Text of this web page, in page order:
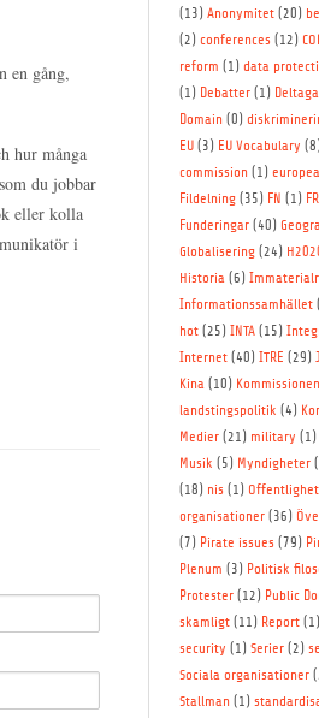
en gång,
hur många
du jobbar
eller kolla
i
(13) Anonymitet(20)
(2) conferences (12)
reform (1) data
(1) Debatter(1)
Domain(0)
EU(3) EU Vocabulary (8)
commission(1)
Fildelning(35) FN (1)
Funderingar(40)
Globalisering(24)
Historia(6)
Informationssamhället
hot(25) INTA(15)
Internet(40) ITRE (29)
Kina(10) Kommissionen
landstingspolitik (4)
Medier(21) military (1)
Musik (5) Myndigheter
(18) nis (1)
organisationer(36)
(7) Pirate issues (79)
Plenum (3) Politisk
Protester(12) Public
skamligt(11) Report(1)
security (1) Serier(2)
Sociala organisationer
Stallman(1)